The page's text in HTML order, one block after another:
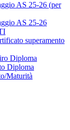
AS 25-26 (per
AS 25-26
superamento
Diploma
Diploma
Maturità